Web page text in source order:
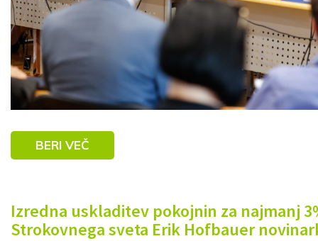
BERI VEČ
Izredna uskladitev pokojnin za najmanj
Strokovnega sveta Erik Hofbauer